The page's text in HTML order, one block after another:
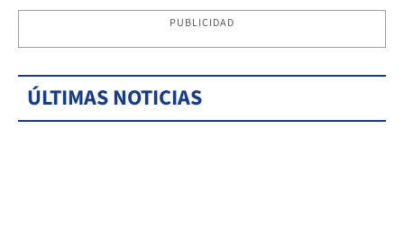
PUBLICIDAD
ÚLTIMAS NOTICIAS